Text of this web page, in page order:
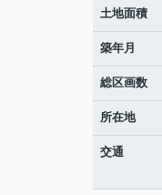
土地面積
築年月
総区画数
所在地
交通